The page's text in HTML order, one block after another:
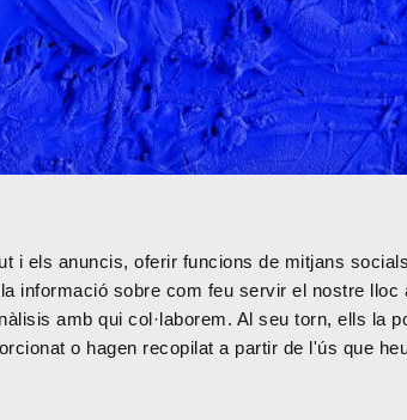
i els anuncis, oferir funcions de mitjans
informació sobre com feu servir el nostre lloc
amb qui col·laborem. Al seu torn, ells la
o hagen recopilat a partir de l'ús que